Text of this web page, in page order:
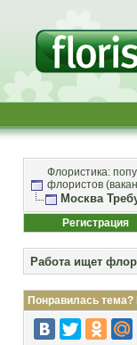
Флористика:
флористов
Москва
Регистрация
Работа ищет
Понравилась